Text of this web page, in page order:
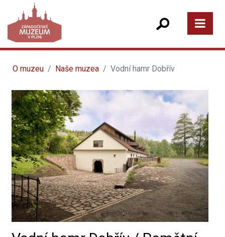
O muzeu Naše muzea Vodní hamr Dobřív